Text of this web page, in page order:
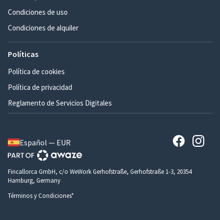
Condiciones de uso
Condiciones de alquiler
Políticas
Política de cookies
Política de privacidad
Reglamento de Servicios Digitales
Español — EUR
Fincallorca GmbH, c/o WeWork Gerhofstraße, Gerhofstraße 1-3, 20354
Hamburg, Germany
Términos y Condiciones*